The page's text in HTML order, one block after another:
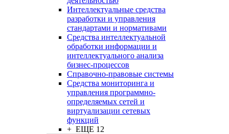
Интеллектуальные средства
разработки и управления
стандартами и нормативами
Средства интеллектуальной
обработки информации и
интеллектуального анализа
бизнес-процессов
Справочно-правовые системы
Средства мониторинга и
управления программно-
определяемых сетей и
виртуализации сетевых
функций
+ ЕЩЕ 12